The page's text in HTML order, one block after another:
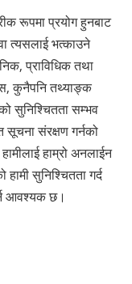
रूपमा प्रयोग हुनबाट
त्यसलाई भत्काउने
प्राविधिक तथा
कुनैपनि तथ्याङ्क
सुनिश्चितता सम्भव
सूचना संरक्षण गर्नको
हाम्रो अनलाईन
सुनिश्चितता गर्द
आवश्यक छ।